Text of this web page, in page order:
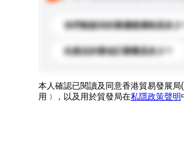
你們能提供的最優惠價格是多少
此產品的最低訂購量是多少？
本人確認已閱讀及同意香港貿易發展局
用﹞，以及用於貿發局在私隱政策聲明